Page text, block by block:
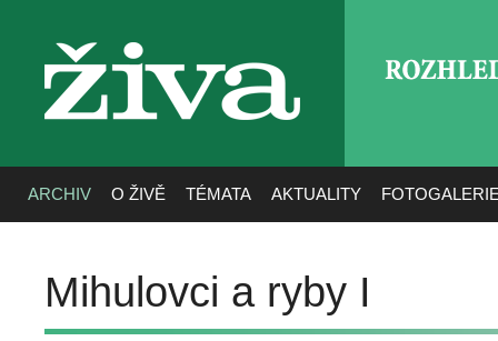
živa
ARCHIV O ŽIVĚ TÉMATA AKTUALITY
Mihulovci a ryby I